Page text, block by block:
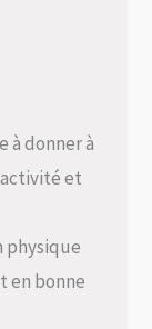
à donner à
et
physique
en bonne